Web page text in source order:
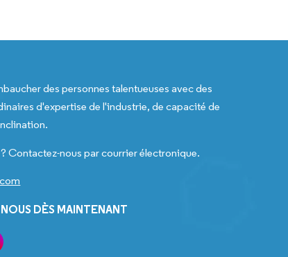
des personnes talentueuses avec des
d'expertise de l'industrie, de capacité de
Contactez-nous par courrier électronique.
DÈS MAINTENANT